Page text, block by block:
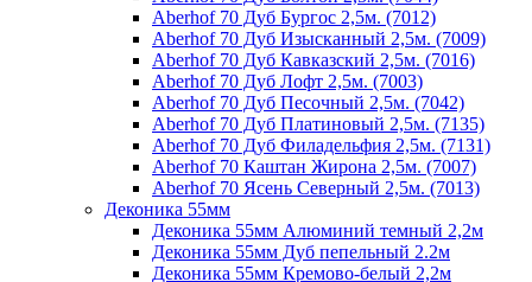
Aberhof 70 Дуб Бургос 2,5м. (7012)
Aberhof 70 Дуб Изысканный 2,5м. (7009)
Aberhof 70 Дуб Кавказский 2,5м. (7016)
Aberhof 70 Дуб Лофт 2,5м. (7003)
Aberhof 70 Дуб Песочный 2,5м. (7042)
Aberhof 70 Дуб Платиновый 2,5м. (7135)
Aberhof 70 Дуб Филадельфия 2,5м. (7131)
Aberhof 70 Каштан Жирона 2,5м. (7007)
Aberhof 70 Ясень Северный 2,5м. (7013)
Деконика 55мм
Деконика 55мм Алюминий темный 2,2м
Деконика 55мм Дуб пепельный 2.2м
Деконика 55мм Кремово-белый 2,2м